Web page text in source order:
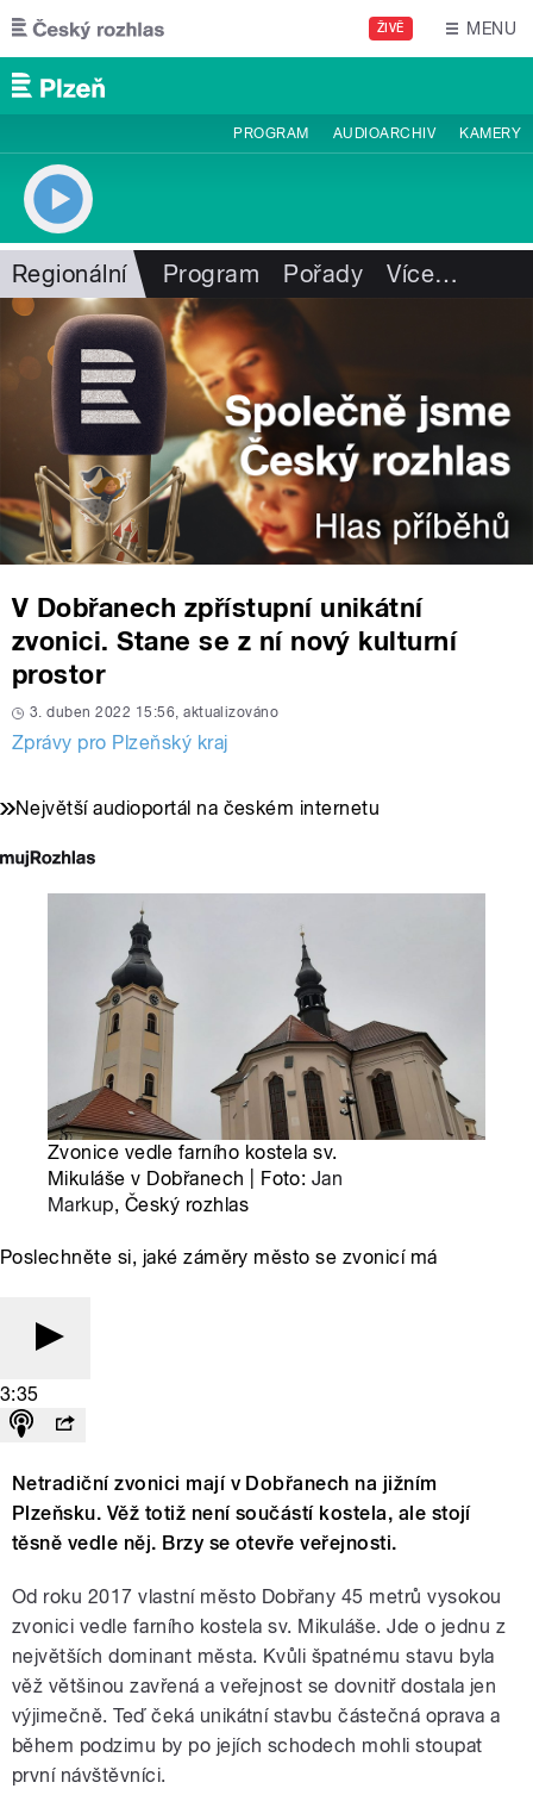
Přejít k hlavnímu obsahu
ŽIVĚ MENU
PROGRAM AUDIOARCHIV KAMERY
Regionální Program Pořady Více…
V Dobřanech zpřístupní unikátní
zvonici. Stane se z ní nový kulturní
prostor
3. duben 2022 15:56, aktualizováno
Zprávy pro Plzeňský kraj
Největší audioportál na českém internetu
Zvonice vedle farního kostela sv.
Mikuláše v Dobřanech | Foto: Jan
Markup, Český rozhlas
Poslechněte si, jaké záměry město se zvonicí má
3:35
Netradiční zvonici mají v Dobřanech na jižním
Plzeňsku. Věž totiž není součástí kostela, ale stojí
těsně vedle něj. Brzy se otevře veřejnosti.
Od roku 2017 vlastní město Dobřany 45 metrů vysokou
zvonici vedle farního kostela sv. Mikuláše. Jde o jednu z
největších dominant města. Kvůli špatnému stavu byla
věž většinou zavřená a veřejnost se dovnitř dostala jen
výjimečně. Teď čeká unikátní stavbu částečná oprava a
během podzimu by po jejích schodech mohli stoupat
první návštěvníci.